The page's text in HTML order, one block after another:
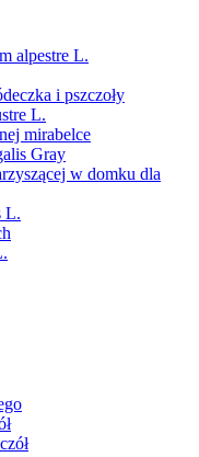
alpestre L.
i pszczoły
L.
mirabelce
Gray
w domku dla
L.